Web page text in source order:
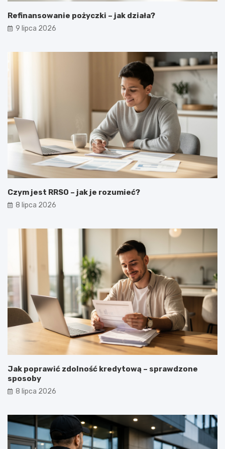
Refinansowanie pożyczki – jak działa?
9 lipca 2026
Czym jest RRSO – jak je rozumieć?
8 lipca 2026
Jak poprawić zdolność kredytową – sprawdzone
sposoby
8 lipca 2026